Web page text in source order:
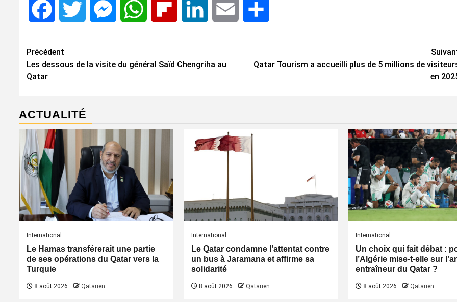
Facebook Twitter MessengerWhatsApp Flipboard LinkedIn Email
Navigation
d’article
Précédent
Les dessous de la visite du général Saïd Chengriha au
Qatar
Qatar Tourism a accueilli plus de 5 millions de
en
ACTUALITÉ
International
Le Hamas transférerait une partie
de ses opérations du Qatar vers la
Turquie
8 août 2026 Qatarien
International
Le Qatar condamne l’attentat contre
un bus à Jaramana et affirme sa
solidarité
8 août 2026 Qatarien
International
Un choix qui fait débat :
l’Algérie mise-t-elle sur
entraîneur du Qatar ?
8 août 2026 Qatarien